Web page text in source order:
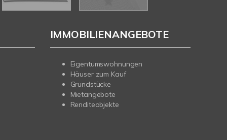
IMMOBILIENANGEBOTE
Eigentumswohnungen
Häuser zum Kauf
Grundstücke
Mietangebote
Renditeobjekte